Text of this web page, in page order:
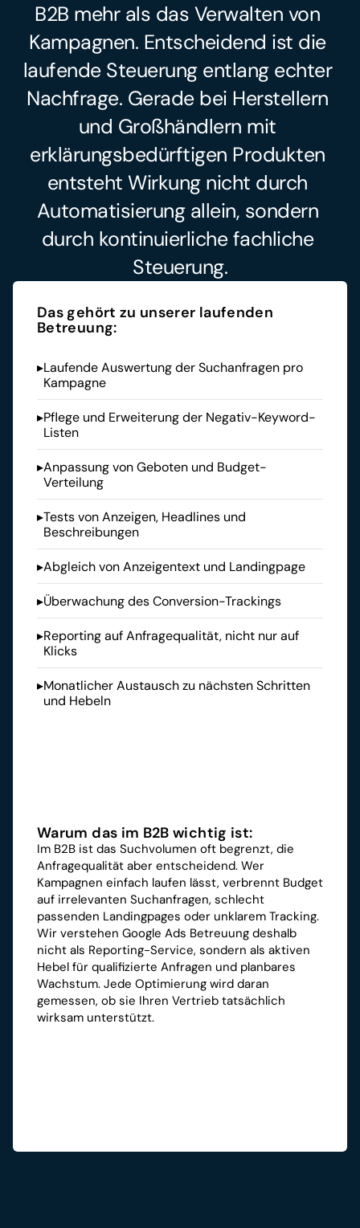
B2B mehr als das Verwalten von
Kampagnen. Entscheidend ist die
laufende Steuerung entlang echter
Nachfrage. Gerade bei Herstellern
und Großhändlern mit
erklärungsbedürftigen Produkten
entsteht Wirkung nicht durch
Automatisierung allein, sondern
durch kontinuierliche fachliche
Steuerung.
Das gehört zu unserer laufenden
Betreuung:
▸Laufende Auswertung der Suchanfragen pro
Kampagne
▸Pflege und Erweiterung der Negativ-Keyword-
Listen
▸Anpassung von Geboten und Budget-
Verteilung
▸Tests von Anzeigen, Headlines und
Beschreibungen
▸Abgleich von Anzeigentext und Landingpage
▸Überwachung des Conversion-Trackings
▸Reporting auf Anfragequalität, nicht nur auf
Klicks
▸Monatlicher Austausch zu nächsten Schritten
und Hebeln
Warum das im B2B wichtig ist:
Im B2B ist das Suchvolumen oft begrenzt, die
Anfragequalität aber entscheidend. Wer
Kampagnen einfach laufen lässt, verbrennt Budget
auf irrelevanten Suchanfragen, schlecht
passenden Landingpages oder unklarem Tracking.
Wir verstehen Google Ads Betreuung deshalb
nicht als Reporting-Service, sondern als aktiven
Hebel für qualifizierte Anfragen und planbares
Wachstum. Jede Optimierung wird daran
gemessen, ob sie Ihren Vertrieb tatsächlich
wirksam unterstützt.